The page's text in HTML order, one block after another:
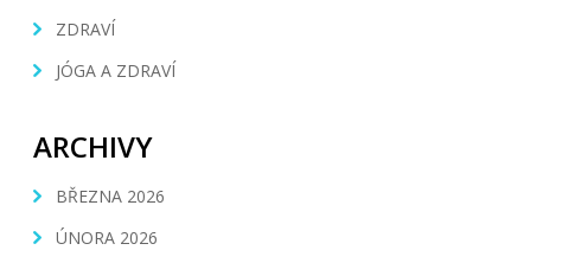
ZDRAVÍ
JÓGA A ZDRAVÍ
ARCHIVY
BŘEZNA 2026
ÚNORA 2026